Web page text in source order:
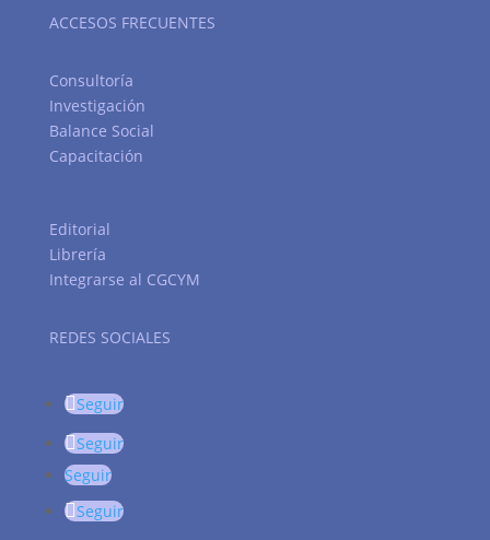
ACCESOS FRECUENTES
Consultoría
Investigación
Balance Social
Capacitación
Editorial
Librería
Integrarse al CGCYM
REDES SOCIALES
Seguir
Seguir
Seguir
Seguir